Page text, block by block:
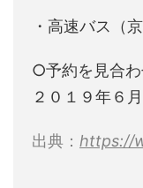
・高速バス（
○予約を見合わ
２０１９年６
出典： https://